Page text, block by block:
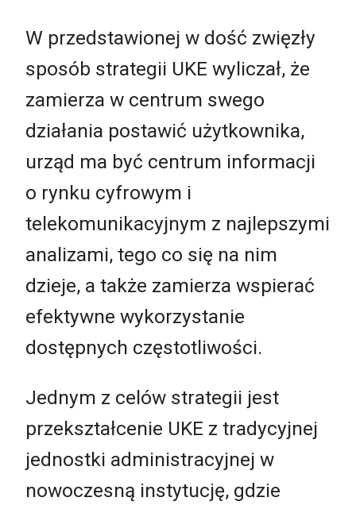
W przedstawionej w dość zwięzły
sposób strategii UKE wyliczał, że
zamierza w centrum swego
działania postawić użytkownika,
urząd ma być centrum informacji
o rynku cyfrowym i
telekomunikacyjnym z najlepszymi
analizami, tego co się na nim
dzieje, a także zamierza wspierać
efektywne wykorzystanie
dostępnych częstotliwości.
Jednym z celów strategii jest
przekształcenie UKE z tradycyjnej
jednostki administracyjnej w
nowoczesną instytucję, gdzie